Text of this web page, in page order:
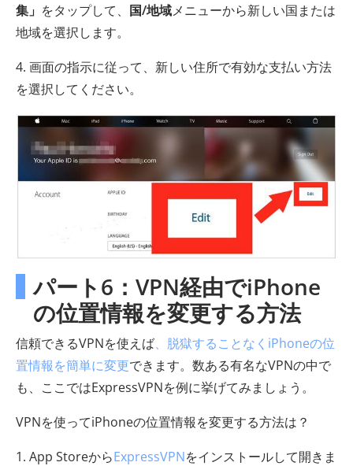
集」 をタップして、 国/地域メニューから新しい国または
地域を選択します。
4. 画面の指示に従って、新しい住所で有効な支払い方法
を選択してください。
パート6：VPN経由でiPhone
の位置情報を変更する方法
信頼できるVPNを使えば、脱獄することなくiPhoneの位
置情報を簡単に変更できます。数ある有名なVPNの中で
も、ここではExpressVPNを例に挙げてみましょう。
VPNを使ってiPhoneの位置情報を変更する方法は？
1. App StoreからExpressVPNをインストールして開きま